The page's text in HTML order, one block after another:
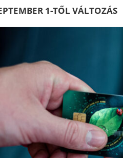
1-TŐL VÁLTOZÁS